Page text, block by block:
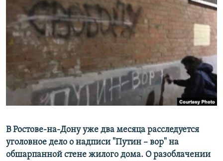
ПОДПИШИТЕСЬ НА РАССЫЛКУ
СОЦИАЛЬНЫЕ СЕТИ
Все сайты РСЕ/РС
В Ростове-на-Дону уже два месяца расследуется
уголовное дело о надписи "Путин – вор" на
обшарпанной стене жилого дома. О разоблачении